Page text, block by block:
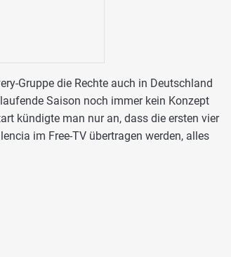
Gruppe die Rechte auch in Deutschland
Saison noch immer kein Konzept
kündigte man nur an, dass die ersten vier
im Free-TV übertragen werden, alles